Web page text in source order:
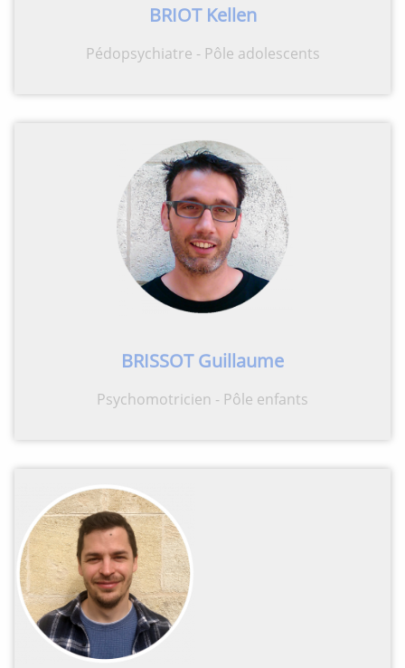
BRIOT Kellen
Pédopsychiatre - Pôle adolescents
BRISSOT Guillaume
Psychomotricien - Pôle enfants